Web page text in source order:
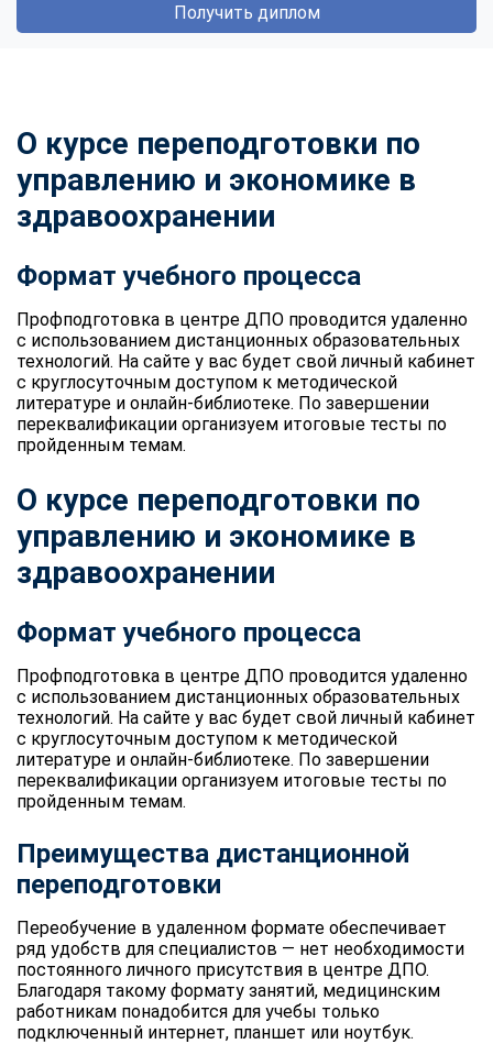
Получить диплом
О курсе переподготовки по
управлению и экономике в
здравоохранении
Формат учебного процесса
Профподготовка в центре ДПО проводится удаленно
с использованием дистанционных образовательных
технологий. На сайте у вас будет свой личный кабинет
с круглосуточным доступом к методической
литературе и онлайн-библиотеке. По завершении
переквалификации организуем итоговые тесты по
пройденным темам.
О курсе переподготовки по
управлению и экономике в
здравоохранении
Формат учебного процесса
Профподготовка в центре ДПО проводится удаленно
с использованием дистанционных образовательных
технологий. На сайте у вас будет свой личный кабинет
с круглосуточным доступом к методической
литературе и онлайн-библиотеке. По завершении
переквалификации организуем итоговые тесты по
пройденным темам.
Преимущества дистанционной
переподготовки
Переобучение в удаленном формате обеспечивает
ряд удобств для специалистов — нет необходимости
постоянного личного присутствия в центре ДПО.
Благодаря такому формату занятий, медицинским
работникам понадобится для учебы только
подключенный интернет, планшет или ноутбук.